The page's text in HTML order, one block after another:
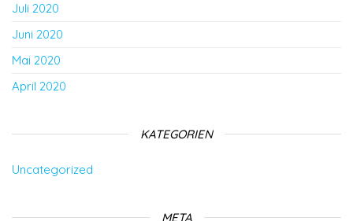
Juli 2020
Juni 2020
Mai 2020
April 2020
KATEGORIEN
Uncategorized
META